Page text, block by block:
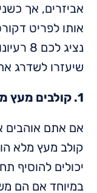
אביזרים, אך
אותו לפריט
נציג
שיעזרו לשדרג
1. קולבים מעץ מלא בסגנון כפרי
אם אתם
קולב מעץ מלא
יכולים להוסיף
במיוחד אם הם